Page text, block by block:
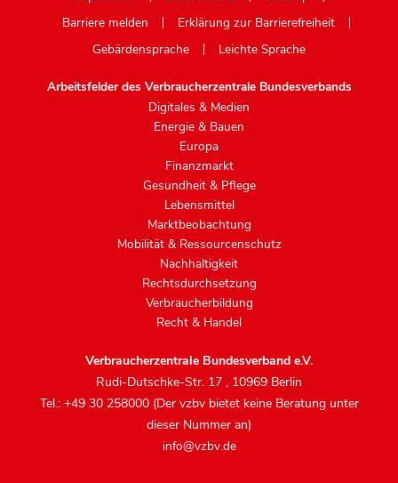
Barriere melden
Erklärung zur Barrierefreiheit
Gebärdensprache
Leichte Sprache
Arbeitsfelder des Verbraucherzentrale Bundesverbands
Digitales & Medien
Energie & Bauen
Europa
Finanzmarkt
Gesundheit & Pflege
Lebensmittel
Marktbeobachtung
Mobilität & Ressourcenschutz
Nachhaltigkeit
Rechtsdurchsetzung
Verbraucherbildung
Recht & Handel
Verbraucherzentrale Bundesverband e.V.
Rudi-Dutschke-Str. 17 , 10969 Berlin
Tel.: +49 30 258000 (Der vzbv bietet keine Beratung unter
dieser Nummer an)
info@vzbv.de